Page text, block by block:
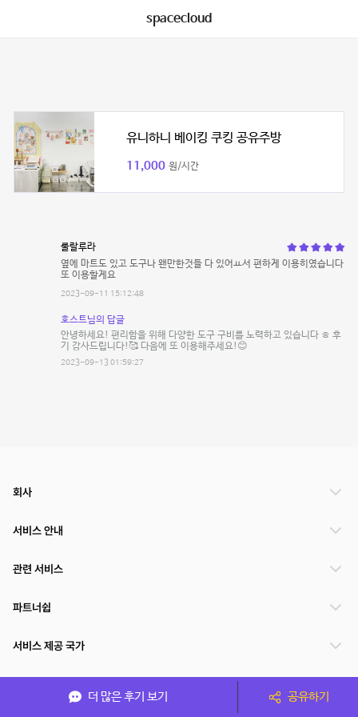
spacecloud
유니하니 베이킹 쿠킹 공유주방
11,000 원/시간
룰랄루라
옆에 마트도 있고 도구나 왠만한것들 다 있어ㅛ서 편하게 이용히였습니다
또 이용할게요
2023-09-11 15:12:48
호스트님의 답글
안녕하세요! 편리함을 위해 다양한 도구 구비를 노력하고 있습니다 ㅎ 후
기 감사드립니다!🥰 다음에 또 이용해주세요!😊
2023-09-13 01:59:27
더 많은 후기 보기 공유하기
회사
서비스 안내
관련 서비스
파트너쉽
서비스 제공 국가
(주)NSPACE 사업자정보